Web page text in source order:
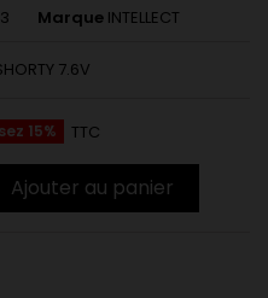
Marque INTELLECT
7.6V
15% TTC
Ajouter au panier